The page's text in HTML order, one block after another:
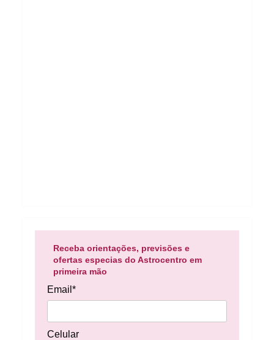
Receba orientações, previsões e
ofertas especias do Astrocentro em
primeira mão
Email*
Celular